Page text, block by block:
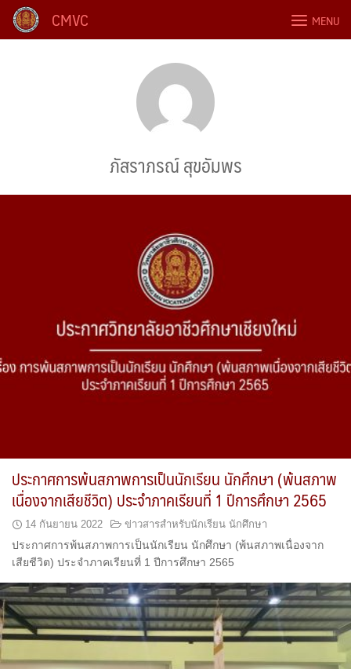
Skip
CMVC MENU
ภัสราภรณ์ สุขอัมพร
ประกาศการพ้นสภาพการเป็นนักเรียน นักศึกษา (พ้นสภาพ
เนื่องจากเสียชีวิต) ประจำภาคเรียนที่ 1 ปีการศึกษา 2565
14 กันยายน 2022 ข่าวสารสำหรับนักเรียน นักศึกษา
ประกาศการพ้นสภาพการเป็นนักเรียน นักศึกษา (พ้นสภาพเนื่องจาก
เสียชีวิต) ประจำภาคเรียนที่ 1 ปีการศึกษา 2565